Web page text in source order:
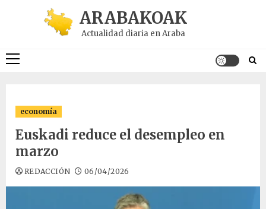
ARABAKOAK
Actualidad diaria en Araba
Menú
economía
Euskadi reduce el desempleo en
marzo
REDACCIÓN 06/04/2026